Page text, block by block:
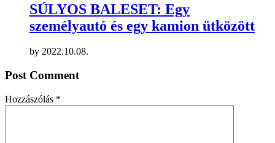
SÚLYOS BALESET: Egy
személyautó és egy kamion ütközött
by 2022.10.08.
Post Comment
Hozzászólás *